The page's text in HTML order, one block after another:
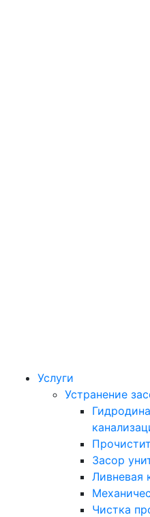
Услуги
Устранение
Засор
Ливневая
Чистка